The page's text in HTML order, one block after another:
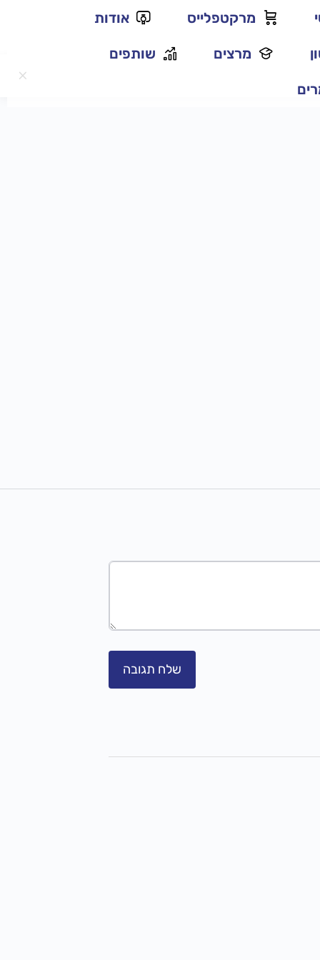
מרקטפלייס אודות
מרצים שותפים
שלח תגובה